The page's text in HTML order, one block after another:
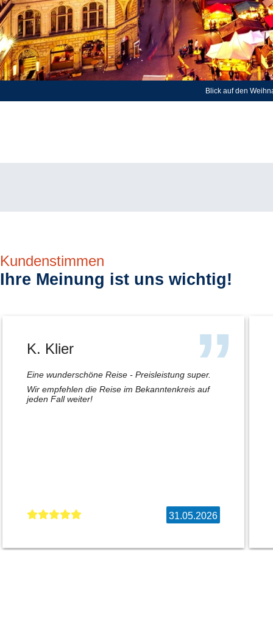
Blick auf den
Kundenstimmen
Ihre Meinung ist uns wichtig!
K. Klier
Eine wunderschöne Reise - Preisleistung super.
Wir empfehlen die Reise im Bekanntenkreis auf
jeden Fall weiter!
31.05.2026